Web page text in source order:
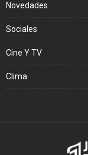
Novedades
Sociales
Cine Y TV
Clima